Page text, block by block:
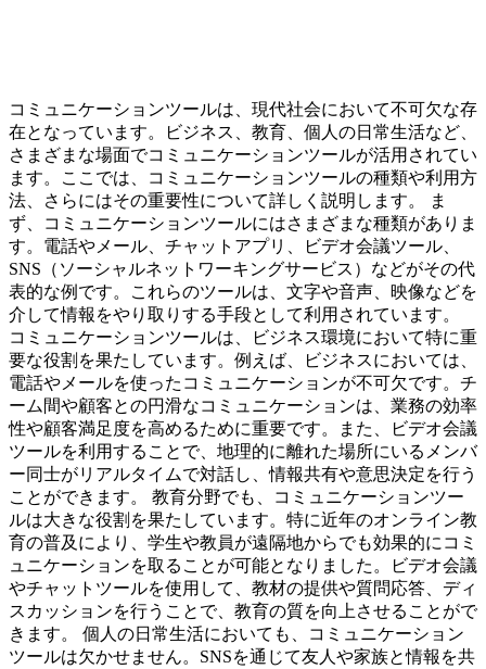
コミュニケーションツールは、現代社会において不可欠な存
在となっています。ビジネス、教育、個人の日常生活など、
さまざまな場面でコミュニケーションツールが活用されてい
ます。ここでは、コミュニケーションツールの種類や利用方
法、さらにはその重要性について詳しく説明します。 ま
ず、コミュニケーションツールにはさまざまな種類がありま
す。電話やメール、チャットアプリ、ビデオ会議ツール、
SNS（ソーシャルネットワーキングサービス）などがその代
表的な例です。これらのツールは、文字や音声、映像などを
介して情報をやり取りする手段として利用されています。
コミュニケーションツールは、ビジネス環境において特に重
要な役割を果たしています。例えば、ビジネスにおいては、
電話やメールを使ったコミュニケーションが不可欠です。チ
ーム間や顧客との円滑なコミュニケーションは、業務の効率
性や顧客満足度を高めるために重要です。また、ビデオ会議
ツールを利用することで、地理的に離れた場所にいるメンバ
ー同士がリアルタイムで対話し、情報共有や意思決定を行う
ことができます。 教育分野でも、コミュニケーションツー
ルは大きな役割を果たしています。特に近年のオンライン教
育の普及により、学生や教員が遠隔地からでも効果的にコミ
ュニケーションを取ることが可能となりました。ビデオ会議
やチャットツールを使用して、教材の提供や質問応答、ディ
スカッションを行うことで、教育の質を向上させることがで
きます。 個人の日常生活においても、コミュニケーション
ツールは欠かせません。SNSを通じて友人や家族と情報を共